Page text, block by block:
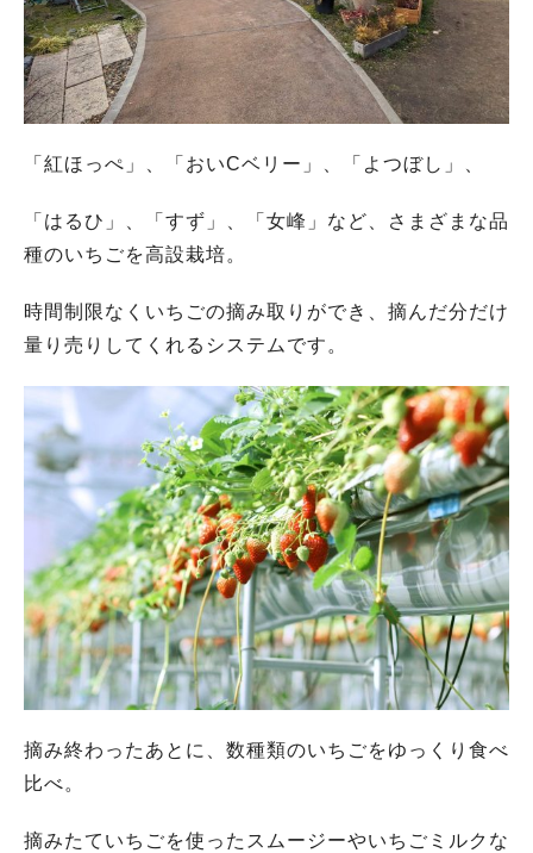
「紅ほっぺ」、「おいCベリー」、「よつぼし」、
「はるひ」、「すず」、「女峰」など、さまざまな品
種のいちごを高設栽培。
時間制限なくいちごの摘み取りができ、摘んだ分だけ
量り売りしてくれるシステムです。
摘み終わったあとに、数種類のいちごをゆっくり食べ
比べ。
摘みたていちごを使ったスムージーやいちごミルクな